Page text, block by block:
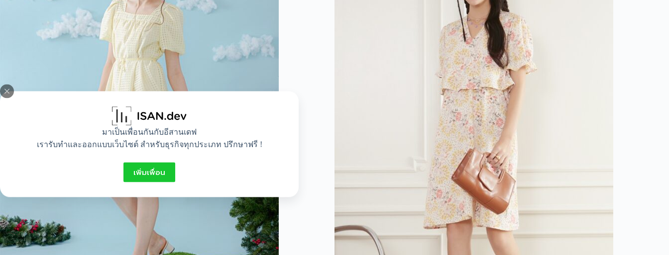
มาเป็นเพื่อนกันกับอีสานเดฟ
เรารับทำและออกแบบเว็บไซต์ สำหรับธุรกิจทุกประเภท ปรึกษาฟรี !
เพิ่มเพื่อน